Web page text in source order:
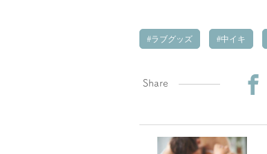
ラブグッズ 中イキ
Share